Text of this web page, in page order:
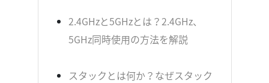
2.4GHzと5GHzとは？2.4GHz、
5GHz同時使用の方法を解説
スタックとは何か？なぜスタック